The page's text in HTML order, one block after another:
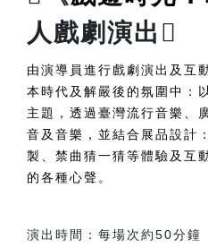
人戲劇演出
由演導員進行戲劇演出及互
本時代及解嚴後的氛圍中：
主題，透過臺灣流行音樂、
音及音樂，並結合展品設計
製、禁曲猜一猜等體驗及互
的各種心聲。
演出時間：每場次約50分鐘